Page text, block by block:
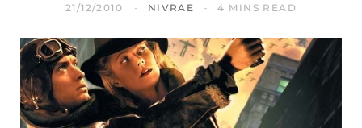
21/12/2010 NIVRAE 4 MINS READ